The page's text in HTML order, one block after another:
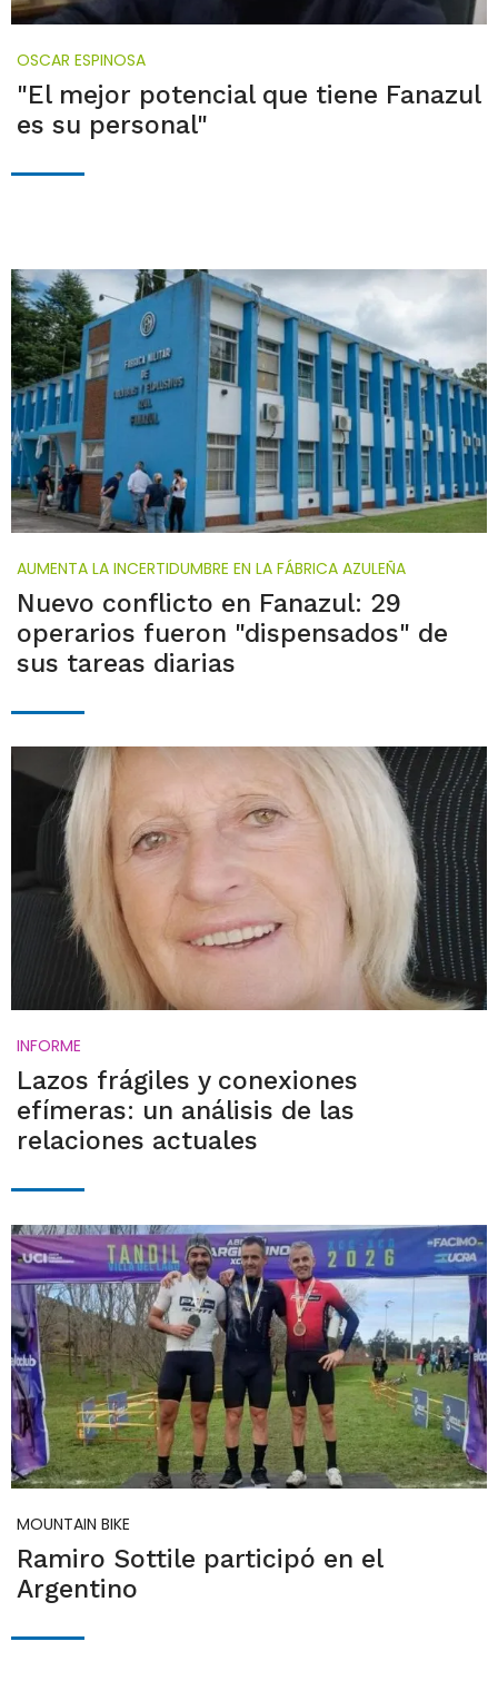
OSCAR ESPINOSA
"El mejor potencial que tiene Fanazul
es su personal"
AUMENTA LA INCERTIDUMBRE EN LA FÁBRICA AZULEÑA
Nuevo conflicto en Fanazul: 29
operarios fueron "dispensados" de
sus tareas diarias
INFORME
Lazos frágiles y conexiones
efímeras: un análisis de las
relaciones actuales
MOUNTAIN BIKE
Ramiro Sottile participó en el
Argentino